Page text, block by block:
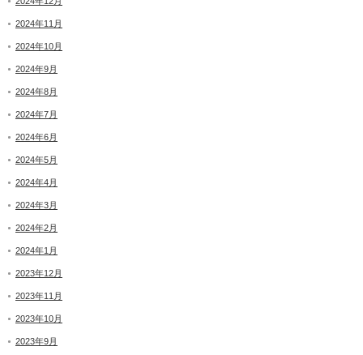
2024年11月
2024年10月
2024年9月
2024年8月
2024年7月
2024年6月
2024年5月
2024年4月
2024年3月
2024年2月
2024年1月
2023年12月
2023年11月
2023年10月
2023年9月